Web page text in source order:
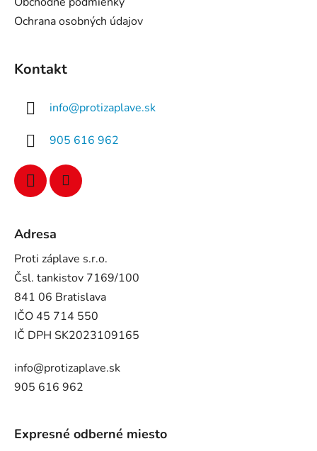
Ochrana osobných údajov
Kontakt
info@protizaplave.sk
905 616 962
Adresa
Proti záplave s.r.o.
Čsl. tankistov 7169/100
841 06 Bratislava
IČO 45 714 550
IČ DPH SK2023109165
info@protizaplave.sk
905 616 962
Expresné odberné miesto